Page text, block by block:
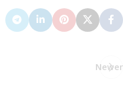
Newer